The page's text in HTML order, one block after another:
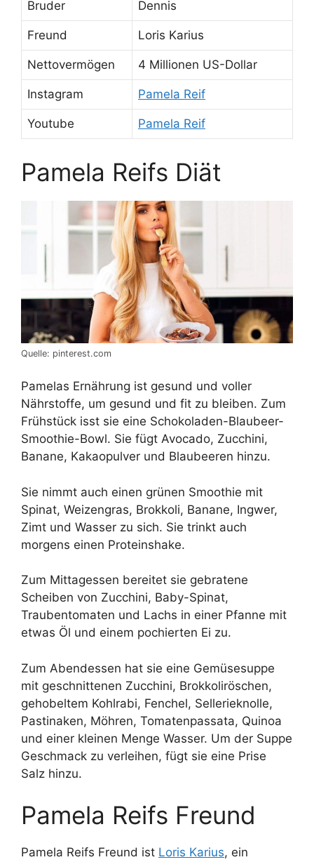
Bruder Dennis
Freund Loris Karius
Nettovermögen 4 Millionen US-Dollar
Instagram Pamela Reif
Youtube Pamela Reif
Pamela Reifs Diät
Quelle: pinterest.com
Pamelas Ernährung ist gesund und voller
Nährstoffe, um gesund und fit zu bleiben. Zum
Frühstück isst sie eine Schokoladen-Blaubeer-
Smoothie-Bowl. Sie fügt Avocado, Zucchini,
Banane, Kakaopulver und Blaubeeren hinzu.
Sie nimmt auch einen grünen Smoothie mit
Spinat, Weizengras, Brokkoli, Banane, Ingwer,
Zimt und Wasser zu sich. Sie trinkt auch
morgens einen Proteinshake.
Zum Mittagessen bereitet sie gebratene
Scheiben von Zucchini, Baby-Spinat,
Traubentomaten und Lachs in einer Pfanne mit
etwas Öl und einem pochierten Ei zu.
Zum Abendessen hat sie eine Gemüsesuppe
mit geschnittenen Zucchini, Brokkoliröschen,
gehobeltem Kohlrabi, Fenchel, Sellerieknolle,
Pastinaken, Möhren, Tomatenpassata, Quinoa
und einer kleinen Menge Wasser. Um der Suppe
Geschmack zu verleihen, fügt sie eine Prise
Salz hinzu.
Pamela Reifs Freund
Pamela Reifs Freund ist Loris Karius, ein